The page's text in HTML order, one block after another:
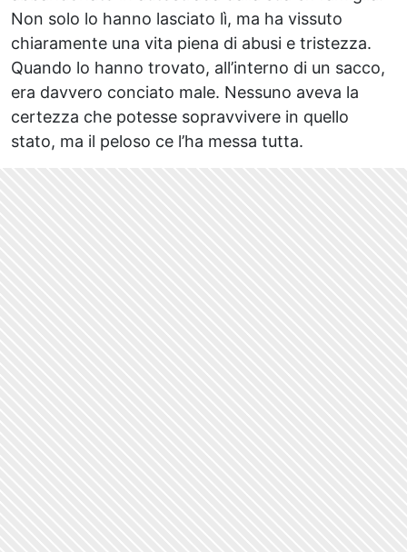
Non solo lo hanno lasciato lì, ma ha vissuto
chiaramente una vita piena di abusi e tristezza.
Quando lo hanno trovato, all’interno di un sacco,
era davvero conciato male. Nessuno aveva la
certezza che potesse sopravvivere in quello
stato, ma il peloso ce l’ha messa tutta.